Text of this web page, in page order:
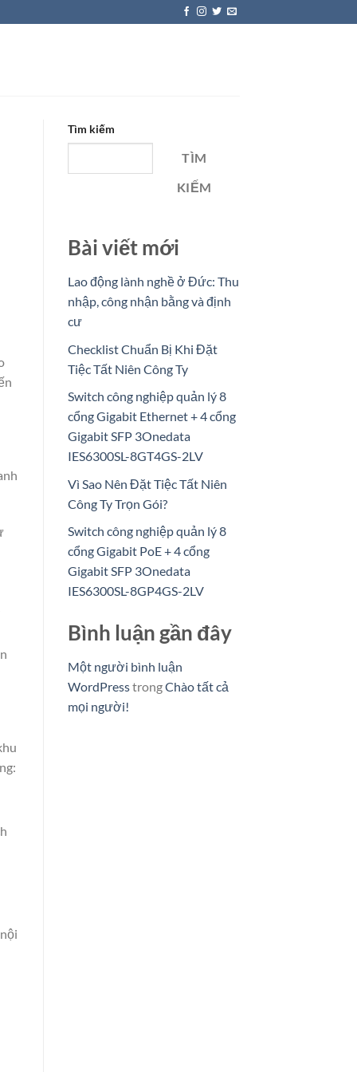
Tìm kiếm
TÌM
KIẾM
Bài viết mới
Lao động lành nghề ở Đức: Thu
nhập, công nhận bằng và định
cư
Checklist Chuẩn Bị Khi Đặt
Tiệc Tất Niên Công Ty
Switch công nghiệp quản lý 8
cổng Gigabit Ethernet + 4 cổng
Gigabit SFP 3Onedata
IES6300SL-8GT4GS-2LV
Vì Sao Nên Đặt Tiệc Tất Niên
Công Ty Trọn Gói?
Switch công nghiệp quản lý 8
cổng Gigabit PoE + 4 cổng
Gigabit SFP 3Onedata
IES6300SL-8GP4GS-2LV
Bình luận gần đây
Một người bình luận
WordPresstrongChào tất cả
mọi người!